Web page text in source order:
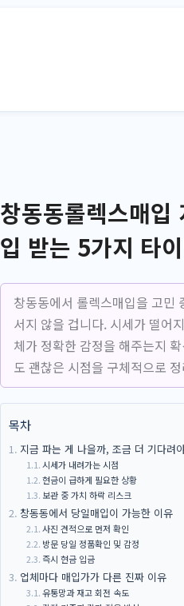
창동동롤렉스매입
입 받는 5가지 타
창동동에서 롤렉스매입을 고민
서지 않을 겁니다. 시세가 떨어
체가 정확한 감정을 해주는지
도 괜찮은 시점을 구체적으로
목차
지금 파는 게 나을까, 조금 더 기다려
시세가 내려가는 시점
현금이 급하게 필요한 상황
보관 중 가치 하락 리스크
창동동에서 당일매입이 가능한 이유
사진 견적으로 먼저 확인
방문 당일 정품확인 및 감정
즉시 현금 입금
업체마다 매입가가 다른 진짜 이유
유통망과 재고 회전 속도